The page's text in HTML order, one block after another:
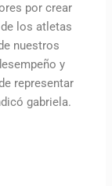
por crear
los atletas
nuestros
y
representar
gabriela.